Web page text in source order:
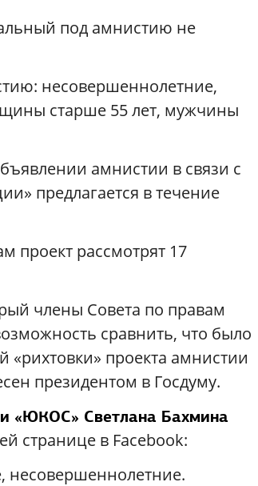
под амнистию не
несовершеннолетние,
старше 55 лет, мужчины
амнистии в связи с
предлагается в течение
проект рассмотрят 17
члены Совета по правам
сравнить, что было
«рихтовки» проекта амнистии
президентом в Госдуму.
«ЮКОС» Светлана Бахмина
странице в Facebook: